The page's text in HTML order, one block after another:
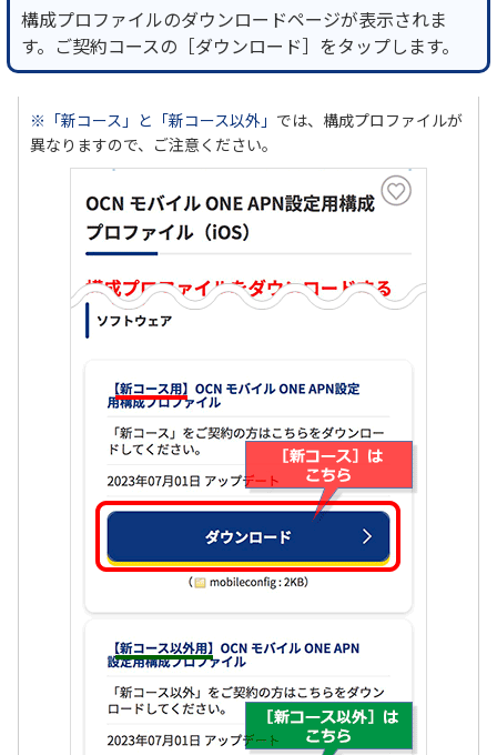
構成プロファイルのダウンロードページが表示されま
す。ご契約コースの［ダウンロード］をタップします。
※「新コース」と「新コース以外」 では、構成プロファイルが
異なりますので、ご注意ください。